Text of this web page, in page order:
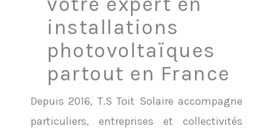
installations
photovoltaïques
partout en France
Depuis 2016, T.S Toit Solaire accompagne
particuliers, entreprises et collectivités